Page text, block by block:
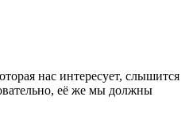
нас интересует, слышится
её же мы должны